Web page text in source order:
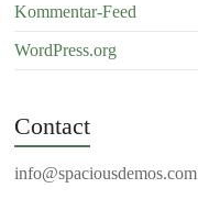
Kommentar-Feed
WordPress.org
Contact
info@spaciousdemos.com